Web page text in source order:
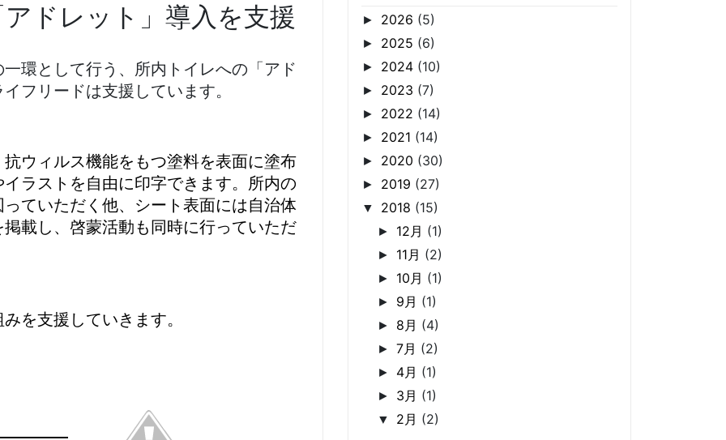
ドレット」導入を支援
環として行う、所内トイレへの「アド
フリードは支援しています。
ウィルス機能をもつ塗料を表面に塗布
ラストを自由に印字できます。所内の
ていただく他、シート表面には自治体
載し、啓蒙活動も同時に行っていただ
を支援していきます。
► 2026 (5)
► 2025 (6)
► 2024 (10)
► 2023 (7)
► 2022 (14)
► 2021 (14)
► 2020 (30)
► 2019 (27)
▼ 2018 (15)
► 12月 (1)
► 11月 (2)
► 10月 (1)
► 9月 (1)
► 8月 (4)
►7月 (2)
► 4月 (1)
► 3月 (1)
▼ 2月 (2)